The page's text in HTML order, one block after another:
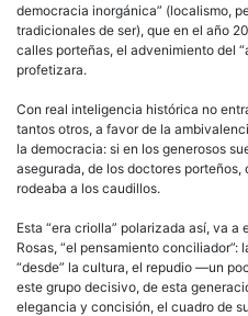
democracia inorgánica” (localismo,
tradicionales de ser), que en el año
calles porteñas, el advenimiento del
profetizara.
Con real inteligencia histórica no
tantos otros, a favor de la
la democracia: si en los generosos
asegurada, de los doctores
rodeaba a los caudillos.
Esta “era criolla” polarizada así, va
Rosas, “el pensamiento
“desde” la cultura, el repudio —un
este grupo decisivo, de esta
elegancia y concisión, el cuadro de